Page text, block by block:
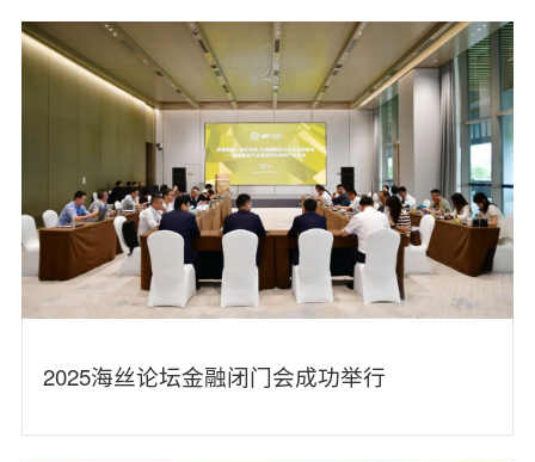
2025海丝论坛金融闭门会成功举行